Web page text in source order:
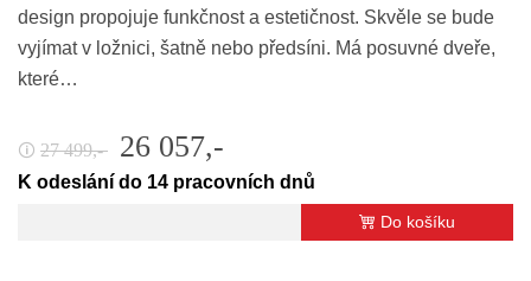
design propojuje funkčnost a estetičnost. Skvěle se bude
vyjímat v ložnici, šatně nebo předsíni. Má posuvné dveře,
které…
🛈 27 499,- 26 057,-
K odeslání do 14 pracovních dnů
Do košíku